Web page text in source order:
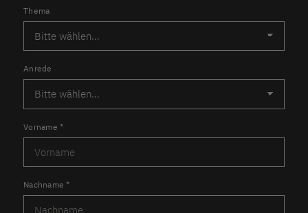
Thema
Anrede
Vorname*
Nachname*